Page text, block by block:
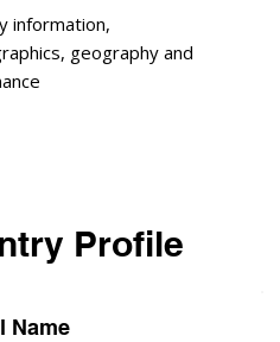
information,
geography and
Profile
Name